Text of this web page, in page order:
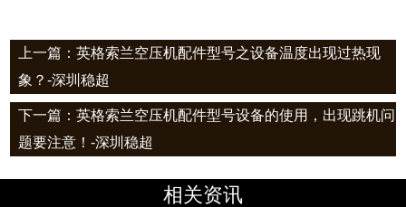
上一篇：英格索兰空压机配件型号之设备温度出现过热现
象？-深圳稳超
下一篇：英格索兰空压机配件型号设备的使用，出现跳机问
题要注意！-深圳稳超
相关资讯